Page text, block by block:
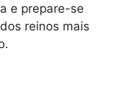
e prepare-se
reinos mais